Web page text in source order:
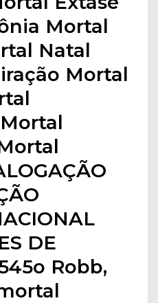
Mortal
Natal
Mortal
DE
Robb,